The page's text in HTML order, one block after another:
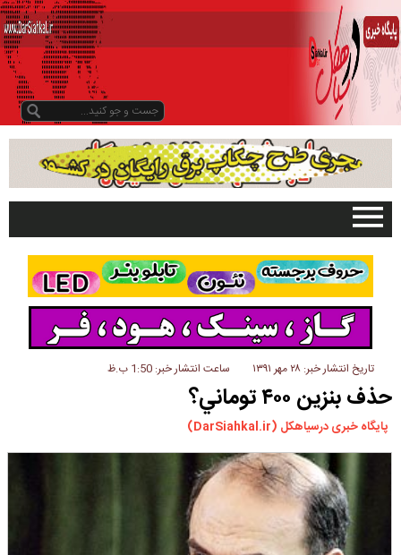
صفحه اصلی
تبلیغات در سایت
گیلان
سیاهکل
دیلمان
روستاها
ورزشی
چندرسانه ای
مسیر گردشگری دیلمان
درباره ما
تاریخ انتشار خبر: ۲۸ مهر ۱۳۹۱ ساعت انتشار خبر: 1:50 ب.ظ
حذف بنزين ۴۰۰ توماني؟
پایگاه خبری درسیاهکل (DarSiahkal.ir)